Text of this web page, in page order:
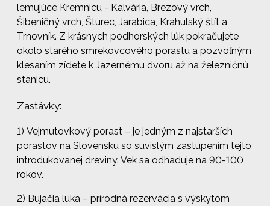
lemujúce Kremnicu - Kalvária, Brezový vrch,
Šibeničný vrch, Šturec, Jarabica, Krahulský štít a
Trnovník. Z krásnych podhorských lúk pokračujete
okolo starého smrekovcového porastu a pozvoľným
klesaním zídete k Jazernému dvoru až na železničnú
stanicu.
Zastávky:
1) Vejmutovkový porast – je jedným z najstarších
porastov na Slovensku so súvislým zastúpením tejto
introdukovanej dreviny. Vek sa odhaduje na 90-100
rokov.
2) Bujačia lúka – prírodná rezervácia s výskytom